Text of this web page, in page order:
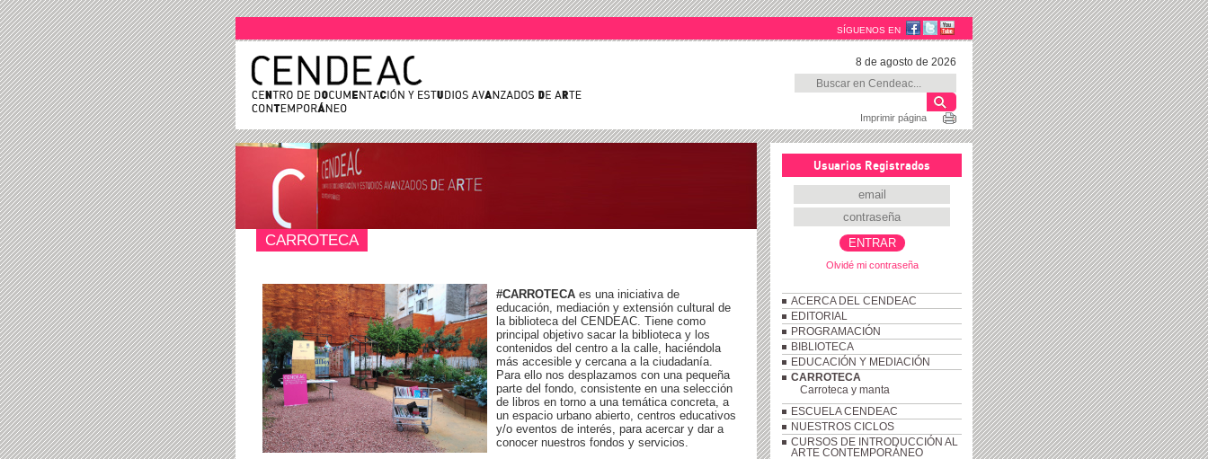
SÍGUENOS EN
8 de agosto de 2026
Imprimir página
Usuarios Registrados
Olvidé mi contraseña
ACERCA DEL CENDEAC
EDITORIAL
PROGRAMACIÓN
BIBLIOTECA
EDUCACIÓN Y MEDIACIÓN
CARROTECA
Carroteca y manta
ESCUELA CENDEAC
NUESTROS CICLOS
CURSOS DE INTRODUCCIÓN AL
ARTE CONTEMPORÁNEO
CARROTECA
#CARROTECA es una iniciativa de
educación, mediación y extensión cultural de
la biblioteca del CENDEAC. Tiene como
principal objetivo sacar la biblioteca y los
contenidos del centro a la calle, haciéndola
más accesible y cercana a la ciudadanía.
Para ello nos desplazamos con una pequeña
parte del fondo, consistente en una selección
de libros en torno a una temática concreta, a
un espacio urbano abierto, centros educativos
y/o eventos de interés, para acercar y dar a
conocer nuestros fondos y servicios.